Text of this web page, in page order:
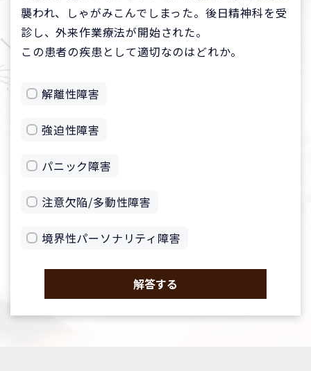
襲われ、しゃがみこんでしまった。後日精神科を受
診し、外来作業療法が開始された。
この患者の疾患として適切なのはどれか。
解離性障害
強迫性障害
パニック障害
注意欠陥/多動性障害
境界性パーソナリティ障害
解答する